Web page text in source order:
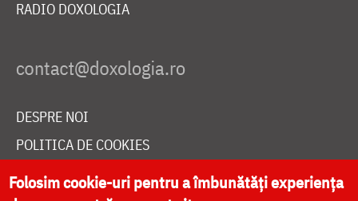
RADIO DOXOLOGIA
DESPRE NOI
POLITICA DE COOKIES
DONEAZĂ ONLINE PENTRU CATEDRALA NAȚIONALĂ
Folosim cookie-uri pentru a îmbunătăți experiența